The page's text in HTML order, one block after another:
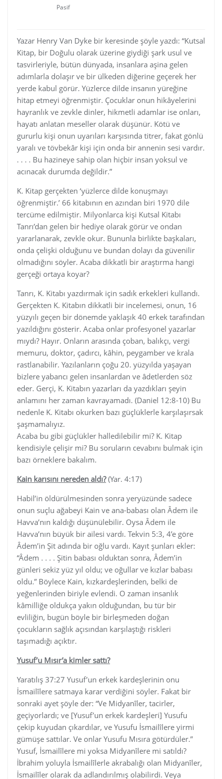
Pasif
Yazar Henry Van Dyke bir keresinde şöyle yazdı: “Kutsal
Kitap, bir Doğulu olarak üzerine giydiği şark usul ve
tasvirleriyle, bütün dünyada, insanlara aşina gelen
adımlarla dolaşır ve bir ülkeden diğerine geçerek her
yerde kabul görür. Yüzlerce dilde insanın yüreğine
hitap etmeyi öğrenmiştir. Çocuklar onun hikâyelerini
hayranlık ve zevkle dinler, hikmetli adamlar ise onları,
hayatı anlatan meseller olarak düşünür. Kötü ve
gururlu kişi onun uyarıları karşısında titrer, fakat gönlü
yaralı ve tövbekâr kişi için onda bir annenin sesi vardır.
. . . . Bu hazineye sahip olan hiçbir insan yoksul ve
acınacak durumda değildir.”
K. Kitap gerçekten ‘yüzlerce dilde konuşmayı
öğrenmiştir.’ 66 kitabının en azından biri 1970 dile
tercüme edilmiştir. Milyonlarca kişi Kutsal Kitabı
Tanrı’dan gelen bir hediye olarak görür ve ondan
yararlanarak, zevkle okur. Bununla birlikte başkaları,
onda çelişki olduğunu ve bundan dolayı da güvenilir
olmadığını söyler. Acaba dikkatli bir araştırma hangi
gerçeği ortaya koyar?
Tanrı, K. Kitabı yazdırmak için sadık erkekleri kullandı.
Gerçekten K. Kitabın dikkatli bir incelemesi, onun, 16
yüzyılı geçen bir dönemde yaklaşık 40 erkek tarafından
yazıldığını gösterir. Acaba onlar profesyonel yazarlar
mıydı? Hayır. Onların arasında çoban, balıkçı, vergi
memuru, doktor, çadırcı, kâhin, peygamber ve krala
rastlanabilir. Yazılanların çoğu 20. yüzyılda yaşayan
bizlere yabancı gelen insanlardan ve âdetlerden söz
eder. Gerçi, K. Kitabın yazarları da yazdıkları şeyin
anlamını her zaman kavrayamadı. (Daniel 12:8-10) Bu
nedenle K. Kitabı okurken bazı güçlüklerle karşılaşırsak
şaşmamalıyız.
Acaba bu gibi güçlükler halledilebilir mi? K. Kitap
kendisiyle çelişir mi? Bu soruların cevabını bulmak için
bazı örneklere bakalım.
Kain karısını nereden aldı?(Yar. 4:17)
Habil’in öldürülmesinden sonra yeryüzünde sadece
onun suçlu ağabeyi Kain ve ana-babası olan Âdem ile
Havva’nın kaldığı düşünülebilir. Oysa Âdem ile
Havva’nın büyük bir ailesi vardı. Tekvin 5:3, 4’e göre
Âdem’in Şit adında bir oğlu vardı. Kayıt şunları ekler:
“Âdem . . . . Şitin babası olduktan sonra, Âdem’in
günleri sekiz yüz yıl oldu; ve oğullar ve kızlar babası
oldu.” Böylece Kain, kızkardeşlerinden, belki de
yeğenlerinden biriyle evlendi. O zaman insanlık
kâmilliğe oldukça yakın olduğundan, bu tür bir
evliliğin, bugün böyle bir birleşmeden doğan
çocukların sağlık açısından karşılaştığı riskleri
taşımadığı açıktır.
Yusuf’u Mısır’a kimler sattı?
Yaratılış 37:27 Yusuf’un erkek kardeşlerinin onu
İsmailîlere satmaya karar verdiğini söyler. Fakat bir
sonraki ayet şöyle der: “Ve Midyanîler, tacirler,
geçiyorlardı; ve [Yusuf’un erkek kardeşleri] Yusufu
çekip kuyudan çıkardılar, ve Yusufu İsmailîlere yirmi
gümüşe sattılar. Ve onlar Yusufu Mısıra götürdüler.”
Yusuf, İsmailîlere mi yoksa Midyanîlere mi satıldı?
İbrahim yoluyla İsmailîlerle akrabalığı olan Midyanîler,
İsmailîler olarak da adlandırılmış olabilirdi. Veya